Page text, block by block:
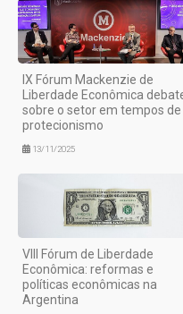
IX Fórum Mackenzie de
Liberdade Econômica
sobre o setor em tempos de
protecionismo
13/11/2025
VIII Fórum de Liberdade
Econômica: reformas e
políticas econômicas na
Argentina